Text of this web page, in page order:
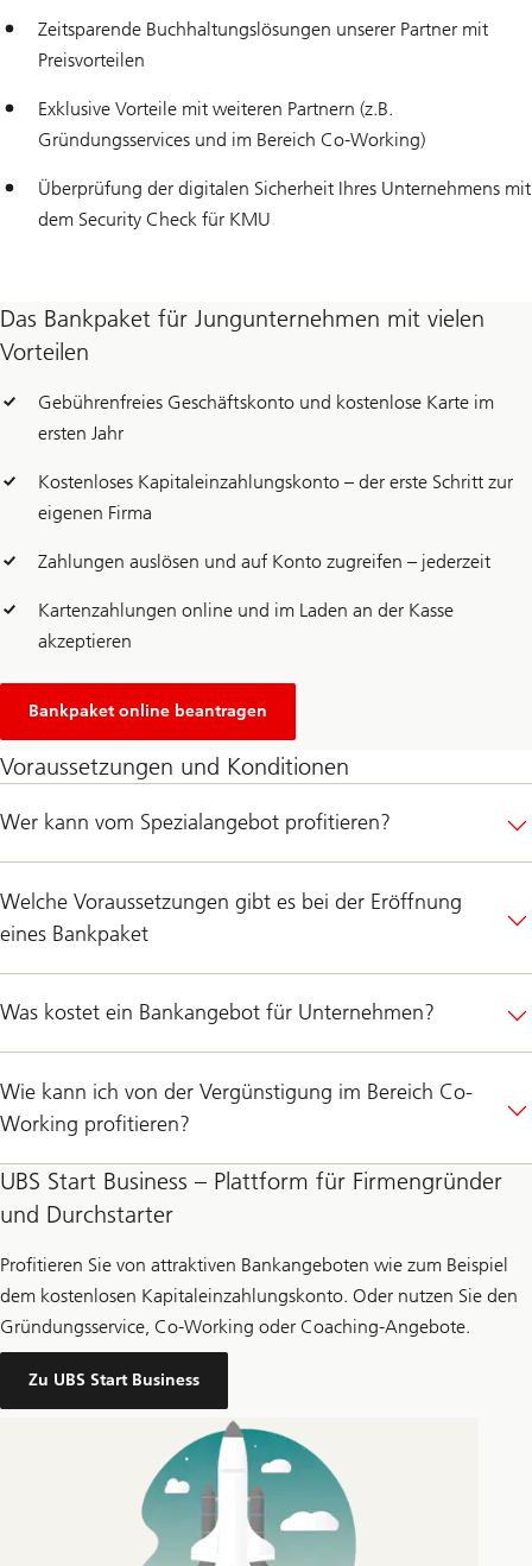
Zeitsparende Buchhaltungslösungen unserer Partner mit
Preisvorteilen
Exklusive Vorteile mit weiteren Partnern (z.B.
Gründungsservices und im Bereich Co-Working)
Überprüfung der digitalen Sicherheit Ihres Unternehmens mit
dem Security Check für KMU
Das Bankpaket für Jungunternehmen mit vielen
Vorteilen
Gebührenfreies Geschäftskonto und kostenlose Karte im
ersten Jahr
Kostenloses Kapitaleinzahlungskonto – der erste Schritt zur
eigenen Firma
Zahlungen auslösen und auf Konto zugreifen – jederzeit
Kartenzahlungen online und im Laden an der Kasse
akzeptieren
Bankpaket online beantragen
Voraussetzungen und Konditionen
Wer kann vom Spezialangebot profitieren?
Welche Voraussetzungen gibt es bei der Eröffnung
eines Bankpaket
Was kostet ein Bankangebot für Unternehmen?
Wie kann ich von der Vergünstigung im Bereich Co-
Working profitieren?
UBS Start Business – Plattform für Firmengründer
und Durchstarter
Profitieren Sie von attraktiven Bankangeboten wie zum Beispiel
dem kostenlosen Kapitaleinzahlungskonto. Oder nutzen Sie den
Gründungsservice, Co-Working oder Coaching-Angebote.
Zu UBS Start Business